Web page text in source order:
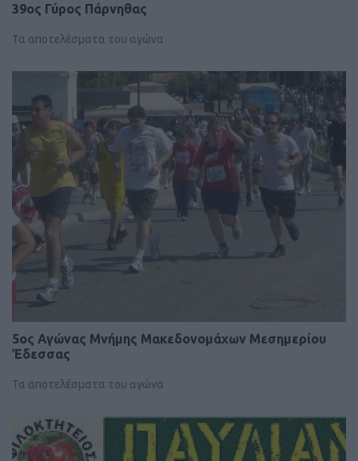
39ος Γύρος Πάρνηθας
Τα αποτελέσματα του αγώνα
5oς Αγώνας Μνήμης Μακεδονομάχων Μεσημερίου
Έδεσσας
Τα αποτελέσματα του αγώνα